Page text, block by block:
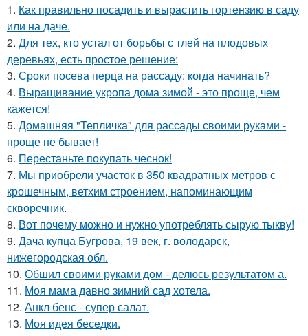
1. Как правильно посадить и вырастить гортензию в саду
или на даче.
2. Для тех, кто устал от борьбы с тлей на плодовых
деревьях, есть простое решение:
3. Сроки посева перца на рассаду: когда начинать?
4. Выращивание укропа дома зимой - это проще, чем
кажется!
5. Домашняя "Тепличка" для рассады своими руками -
проще не бывает!
6. Перестаньте покупать чеснок!
7. Мы приобрели участок в 350 квадратных метров с
крошечным, ветхим строением, напоминающим
скворечник.
8. Вот почему можно и нужно употреблять сырую тыкву!
9. Дача купца Бугрова, 19 век, г. володарск,
нижегородская обл.
10. Обшил своими руками дом - делюсь результатом а.
11. Моя мама давно зимний сад хотела.
12. Анкл бенс - супер салат.
13. Моя идея беседки.